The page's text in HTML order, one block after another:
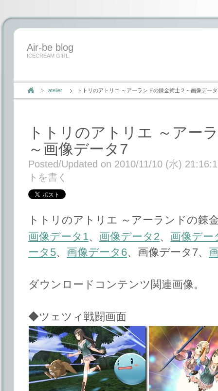
Air-be blog
ICECREAM GIRL
atelier トトリのアトリエ ～アーランドの錬金術士２～画像デー
トトリのアトリエ ～アー
～画像データ7
Posted/Updated on 2010/11/10 (水)
トを書く
トトリのアトリエ ～アーランドの錬
画像データ1、 画像データ2、 画像デー
ータ5、 画像データ6、画像データ7、
ダウンロードコンテンツ関連画像。
◆ツェツィ戦闘画面